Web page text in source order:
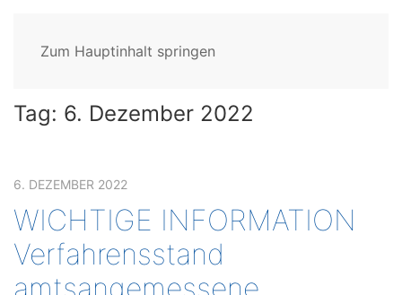
Zum Hauptinhalt springen
Tag: 6. Dezember 2022
6. DEZEMBER 2022
WICHTIGE INFORMATION
Verfahrensstand